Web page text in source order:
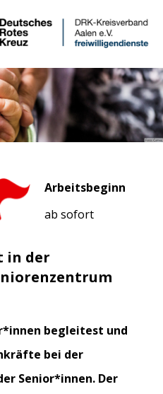
Arbeitsbeginn
ab sofort
in der
begleitest und
bei der
Senior*innen. Der